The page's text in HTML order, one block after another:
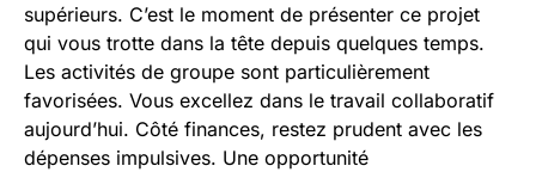
supérieurs. C’est le moment de présenter ce projet
qui vous trotte dans la tête depuis quelques temps.
Les activités de groupe sont particulièrement
favorisées. Vous excellez dans le travail collaboratif
aujourd’hui. Côté finances, restez prudent avec les
dépenses impulsives. Une opportunité